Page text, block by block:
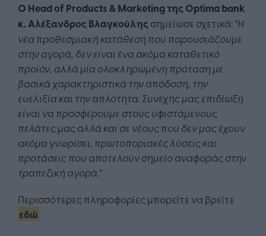
Ο Headof Products&Marketingτης Optimabank
κ. Αλέξανδρος Βλαγκούλης σημείωσε σχετικά: "Η
νέα προθεσμιακή κατάθεση που παρουσιάζουμε
στην αγορά, δεν είναι ένα ακόμα καταθετικό
προϊόν, αλλά μία ολοκληρωμένη πρόταση με
βασικά χαρακτηριστικά την απόδοση, την
ευελιξία και την απλότητα. Συνεχής μας επιδίωξη
είναι να προσφέρουμε στους υφιστάμενους
πελάτες μας αλλά και σε νέους που δεν μας έχουν
ακόμα γνωρίσει, πρωτοποριακές λύσεις και
προτάσεις που αποτελούν σημείο αναφοράς στην
τραπεζική αγορά."
Περισσότερες πληροφορίες μπορείτε να βρείτε
εδώ.